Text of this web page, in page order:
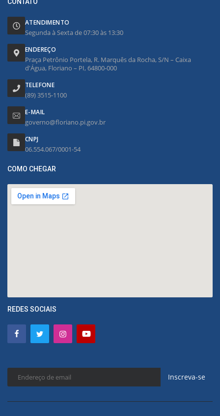
ATENDIMENTO
Segunda à Sexta de 07:30 às 13:30
ENDEREÇO
Praça Petrônio Portela, R. Marquês da Rocha, S/N – Caixa
d'Água, Floriano – PI, 64800-000
TELEFONE
(89) 3515-1100
E-MAIL
governo@floriano.pi.gov.br
CNPJ
06.554.067/0001-54
COMO CHEGAR
REDES SOCIAIS
Inscreva-se